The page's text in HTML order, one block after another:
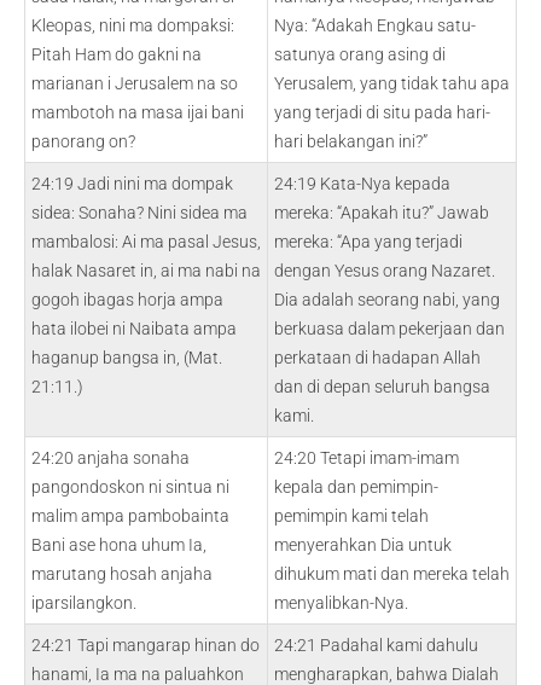
Kleopas, nini ma dompaksi:
Pitah Ham do gakni na
marianan i Jerusalem na so
mambotoh na masa ijai bani
panorang on?
Nya: “Adakah Engkau satu-
satunya orang asing di
Yerusalem, yang tidak tahu apa
yang terjadi di situ pada hari-
hari belakangan ini?”
24:19 Jadi nini ma dompak
sidea: Sonaha? Nini sidea ma
mambalosi: Ai ma pasal Jesus,
halak Nasaret in, ai ma nabi na
gogoh ibagas horja ampa
hata ilobei ni Naibata ampa
haganup bangsa in, (Mat.
21:11.)
24:19 Kata-Nya kepada
mereka: “Apakah itu?” Jawab
mereka: “Apa yang terjadi
dengan Yesus orang Nazaret.
Dia adalah seorang nabi, yang
berkuasa dalam pekerjaan dan
perkataan di hadapan Allah
dan di depan seluruh bangsa
kami.
24:20 anjaha sonaha
pangondoskon ni sintua ni
malim ampa pambobainta
Bani ase hona uhum Ia,
marutang hosah anjaha
iparsilangkon.
24:20 Tetapi imam-imam
kepala dan pemimpin-
pemimpin kami telah
menyerahkan Dia untuk
dihukum mati dan mereka telah
menyalibkan-Nya.
24:21 Tapi mangarap hinan do
hanami, Ia ma na paluahkon
24:21 Padahal kami dahulu
mengharapkan, bahwa Dialah